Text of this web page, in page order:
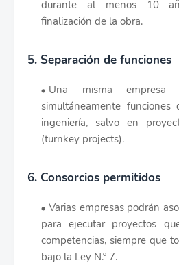
durante al menos 10
finalización de la obra.
5. Separación de funciones
Una misma
simultáneamente
ingeniería, salvo en
(turnkey projects).
6. Consorcios permitidos
Varias empresas podrán
para ejecutar proyectos
competencias, siempre que
bajo la Ley N.º 7.